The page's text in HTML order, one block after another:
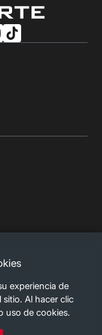
experiencia de
Al hacer clic
uso de cookies.